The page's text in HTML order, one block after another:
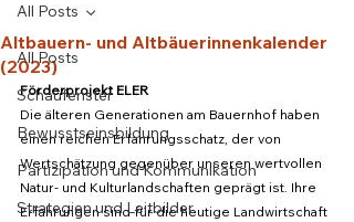
All Posts
Schaufenster
Bewusstseinsbildung
Partizipation und Kommunikation
Strategien und Leitbilder
All Posts
Altbauern- und Altbäuerinnenkalender
(2023)
Förderprojekt ELER
Die älteren Generationen am Bauernhof haben
einen reichen Erfahrungsschatz, der von
Wertschätzung gegenüber unseren wertvollen
Natur- und Kulturlandschaften geprägt ist. Ihre
Erfahrungen sind für die heutige Landwirtschaft